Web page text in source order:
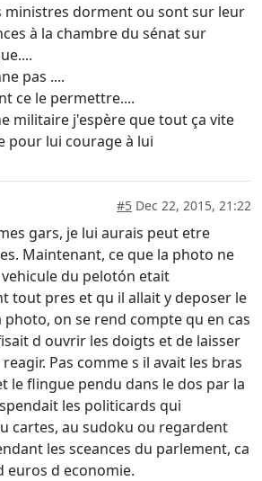
ministres dorment ou sont sur leur
à la chambre du sénat sur
pas ....
ce le permettre....
militaire j'espère que tout ça vite
pour lui courage à lui
#5 Dec 22, 2015, 21:22
gars, je lui aurais peut etre
Maintenant, ce que la photo ne
du pelotón etait
tout pres et qu il allait y deposer le
photo, on se rend compte qu en cas
d ouvrir les doigts et de laisser
Pas comme s il avait les bras
le flingue pendu dans le dos par la
les politicards qui
cartes, au sudoku ou regardent
les sceances du parlement, ca
euros d economie.